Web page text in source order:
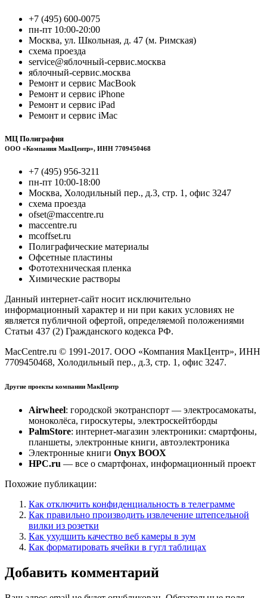
+7 (495) 600-0075
пн-пт 10:00-20:00
Москва, ул. Школьная, д. 47 (м. Римская)
схема проезда
service@яблочный-сервис.москва
яблочный-сервис.москва
Ремонт и сервис MacBook
Ремонт и сервис iPhone
Ремонт и сервис iPad
Ремонт и сервис iMac
МЦ Полиграфия
ООО «Компания МакЦентр», ИНН 7709450468
+7 (495) 956-3211
пн-пт 10:00-18:00
Москва, Холодильный пер., д.3, стр. 1, офис 3247
схема проезда
ofset@maccentre.ru
maccentre.ru
mcoffset.ru
Полиграфические материалы
Офсетные пластины
Фототехническая пленка
Химические растворы
Данный интернет-сайт носит исключительно
информационный характер и ни при каких условиях не
является публичной офертой, определяемой положениями
Статьи 437 (2) Гражданского кодекса РФ.
MacCentre.ru © 1991-2017. ООО «Компания МакЦентр», ИНН
7709450468, Холодильный пер., д.3, стр. 1, офис 3247.
Другие проекты компании МакЦентр
Airwheel: городской экотранспорт — электросамокаты,
моноколёса, гироскутеры, электроскейтборды
PalmStore: интернет-магазин электроники: смартфоны,
планшеты, электронные книги, автоэлектроника
Электронные книги Onyx BOOX
HPC.ru — все о смартфонах, информационный проект
Похожие публикации:
Как отключить конфиденциальность в телеграмме
Как правильно производить извлечение штепсельной
вилки из розетки
Как ухудшить качество веб камеры в зум
Как форматировать ячейки в гугл таблицах
Добавить комментарий